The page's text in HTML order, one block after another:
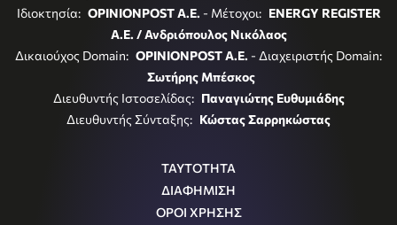
Ιδιοκτησία: OPINIONPOST A.E. - Μέτοχοι: ENERGY REGISTER
Α.Ε. / Ανδριόπουλος Νικόλαος
Δικαιούχος Domain: OPINIONPOST A.E. - Διαχειριστής Domain:
Σωτήρης Μπέσκος
Διευθυντής Ιστοσελίδας: Παναγιώτης Ευθυμιάδης
Διευθυντής Σύνταξης: Κώστας Σαρρηκώστας
ΤΑΥΤΟΤΗΤΑ
ΔΙΑΦΗΜΙΣΗ
ΟΡΟΙ ΧΡΗΣΗΣ